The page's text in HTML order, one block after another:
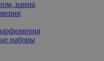
ванна
наборы